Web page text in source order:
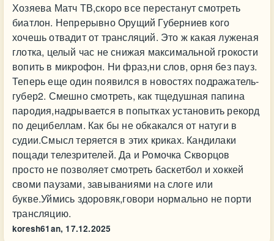
Хозяева Матч ТВ,скоро все перестанут смотреть
биатлон. Непрерывно Орущий Губерниев кого
хочешь отвадит от трансляций. Это ж какая луженая
глотка, целый час не снижая максимальной грокости
вопить в микрофон. Ни фраз,ни слов, орня без пауз.
Теперь еще один появился в новостях подражатель-
губер2. Смешно смотреть, как тщедушная папина
пародия,надрывается в попытках установить рекорд
по децибеллам. Как бы не обкакался от натуги в
судии.Смысл теряется в этих криках. Кандилаки
пощади телезрителей. Да и Ромочка Скворцов
просто не позволяет смотреть баскетбол и хоккей
своми паузами, завываниями на слоге или
букве.Уймись здоровяк,говори нормально не порти
трансляцию.
koresh61an, 17.12.2025